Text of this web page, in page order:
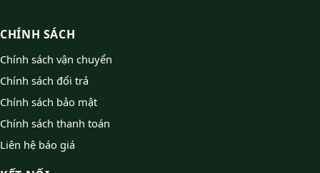
CHÍNH SÁCH
Chính sách vận chuyển
Chính sách đổi trả
Chính sách bảo mật
Chính sách thanh toán
Liên hệ báo giá